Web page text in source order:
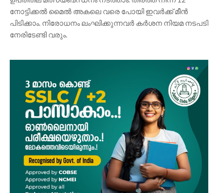
നോട്ടിക്കൽ മൈൽ അകലെ വരെ പോയി ഇവർക്ക് മീൻ
പിടിക്കാം. നിരോധനം ലംഘിക്കുന്നവർ കർശന നിയമ നടപടി
നേരിടേണ്ടി വരും.